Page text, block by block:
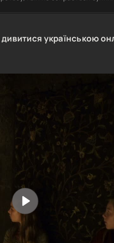
дивитися українською